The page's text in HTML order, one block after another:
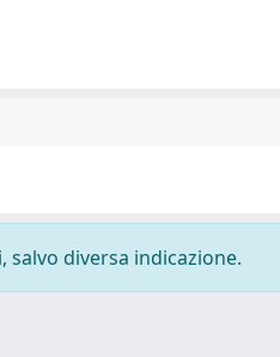
diversa indicazione.